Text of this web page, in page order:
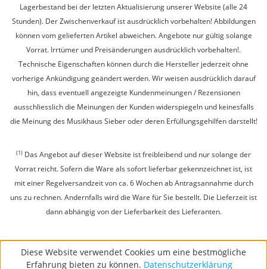
Lagerbestand bei der letzten Aktualisierung unserer Website (alle 24
Stunden). Der Zwischenverkauf ist ausdrücklich vorbehalten! Abbildungen
können vom gelieferten Artikel abweichen. Angebote nur gültig solange
Vorrat. Irrtümer und Preisänderungen ausdrücklich vorbehalten!.
Technische Eigenschaften können durch die Hersteller jederzeit ohne
vorherige Ankündigung geändert werden. Wir weisen ausdrücklich darauf
hin, dass eventuell angezeigte Kundenmeinungen / Rezensionen
ausschliesslich die Meinungen der Kunden widerspiegeln und keinesfalls
die Meinung des Musikhaus Sieber oder deren Erfüllungsgehilfen darstellt!
(1) Das Angebot auf dieser Website ist freibleibend und nur solange der
Vorrat reicht. Sofern die Ware als sofort lieferbar gekennzeichnet ist, ist
mit einer Regelversandzeit von ca. 6 Wochen ab Antragsannahme durch
uns zu rechnen. Andernfalls wird die Ware für Sie bestellt. Die Lieferzeit ist
dann abhängig von der Lieferbarkeit des Lieferanten.
Diese Website verwendet Cookies um eine bestmögliche
Erfahrung bieten zu können. Datenschutzerklärung